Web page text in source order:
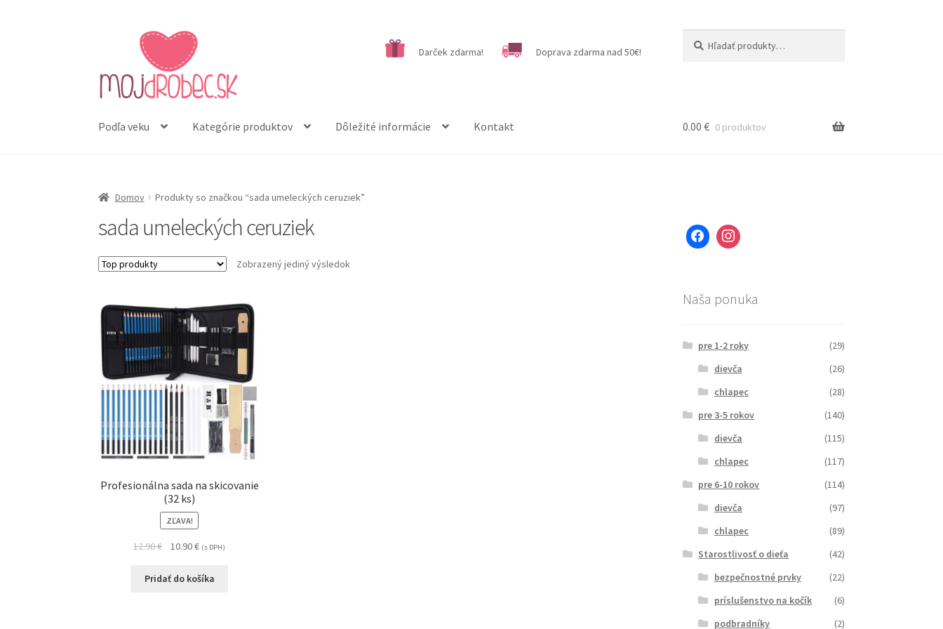
Preskočiť
navigáciu
Preskočiť
obsah
Darček zdarma! Doprava zdarma nad 50€!
Podľa veku Kategórie produktov Dôležité informácie Kontakt 0.00 € 0 produktov
Domov Produkty so značkou “sada umeleckých ceruziek”
sada umeleckých ceruziek
Zobrazený jediný výsledok
Profesionálna sada na skicovanie
(32 ks)
ZĽAVA!
12.90€ 10.90€ (s DPH)
Pridať do košíka
Naša ponuka
pre 1-2 roky
(29)
dievča
(26)
chlapec
(28)
pre 3-5 rokov
(140)
dievča
(115)
chlapec
(117)
pre 6-10 rokov
(114)
dievča
(97)
chlapec
(89)
Starostlivosť o dieťa
(42)
bezpečnostné prvky
(22)
príslušenstvo na kočík
(6)
podbradníky
(2)